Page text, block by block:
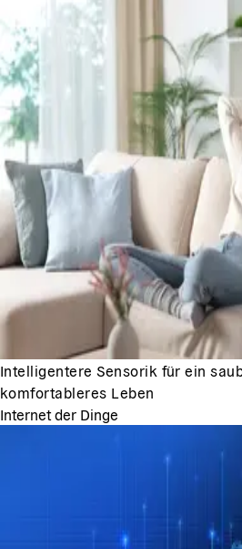
Intelligentere Sensorik für ein
komfortableres Leben
Internet der Dinge